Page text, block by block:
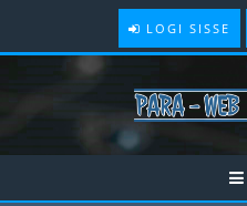
LOGI SISSE